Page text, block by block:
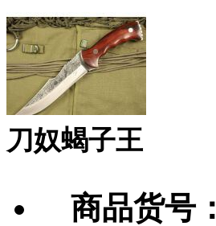
刀奴蝎子王
商品货号：